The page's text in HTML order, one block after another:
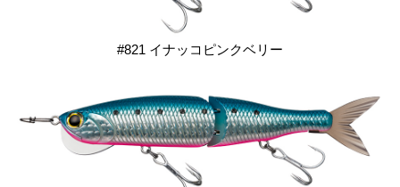
#821 イナッコピンクベリー